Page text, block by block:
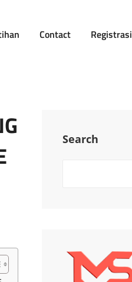
Contact Registrasi
Search